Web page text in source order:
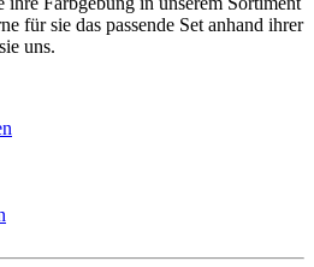
für sie das passende Set anhand ihrer
uns.